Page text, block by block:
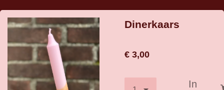
Dinerkaars
€ 3,00
In